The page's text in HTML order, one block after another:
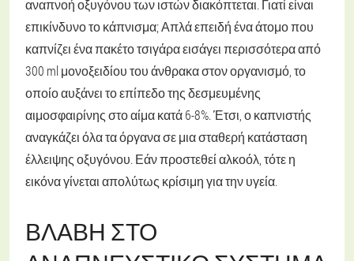
αναπνοή οξυγόνου των ιστών διακόπτεται. Γιατί είναι
επικίνδυνο το κάπνισμα; Απλά επειδή ένα άτομο που
καπνίζει ένα πακέτο τσιγάρα εισάγει περισσότερα από
300 ml μονοξειδίου του άνθρακα στον οργανισμό, το
οποίο αυξάνει το επίπεδο της δεσμευμένης
αιμοσφαιρίνης στο αίμα κατά 6-8%. Έτσι, ο καπνιστής
αναγκάζει όλα τα όργανα σε μια σταθερή κατάσταση
έλλειψης οξυγόνου. Εάν προστεθεί αλκοόλ, τότε η
εικόνα γίνεται απολύτως κρίσιμη για την υγεία.
ΒΛΆΒΗ ΣΤΟ